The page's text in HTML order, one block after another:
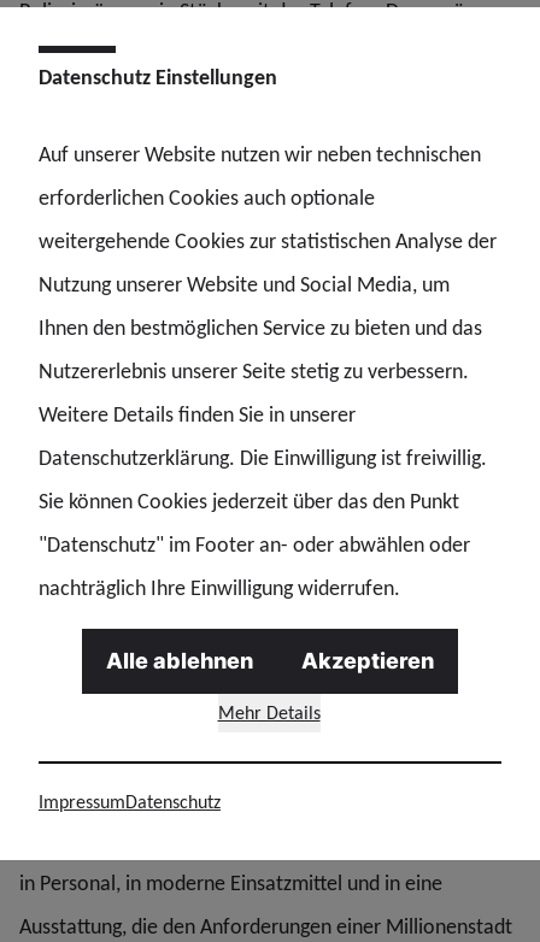
Polizeipräsenz ein Stück weit das Telefon. Dann müssen
die Menschen uns finden können – und wir sie. Ein
Vorteil sein.“, so Osburg.
Ein Baustein einer sicherheitspolitischen
Zeitenwende
Osburg ordnet die Debatte in einen größeren
sicherheitspolitischen Kontext ein. „Wir erleben eine
Zeitenwende in der Inneren Sicherheit. Hamburg muss
seine Polizei krisenfester, moderner und sichtbarer
aufstellen. Ein Präsenzlicht kann ein Baustein sein – aber
eben nur einer.“
Konsequente Investitionen bleiben notwendig
allein nicht ausreichen. „Eine echte Zeitenwende gelingt
in Personal, in moderne Einsatzmittel und in eine
Ausstattung, die den Anforderungen einer Millionenstadt
Datenschutz Einstellungen
Auf unserer Website nutzen wir neben technischen
erforderlichen Cookies auch optionale
weitergehende Cookies zur statistischen Analyse der
Nutzung unserer Website und Social Media, um
Ihnen den bestmöglichen Service zu bieten und das
Nutzererlebnis unserer Seite stetig zu verbessern.
Weitere Details finden Sie in unserer
Datenschutzerklärung. Die Einwilligung ist freiwillig.
Sie können Cookies jederzeit über das den Punkt
"Datenschutz" im Footer an- oder abwählen oder
nachträglich Ihre Einwilligung widerrufen.
Mehr Details
Alle ablehnen Akzeptieren
ImpressumDatenschutz